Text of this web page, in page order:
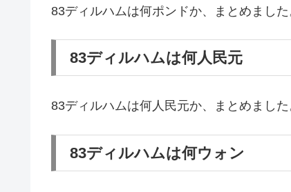
83ディルハムは何ポンドか、まとめました
83ディルハムは何人民元
83ディルハムは何人民元か、まとめました
83ディルハムは何ウォン